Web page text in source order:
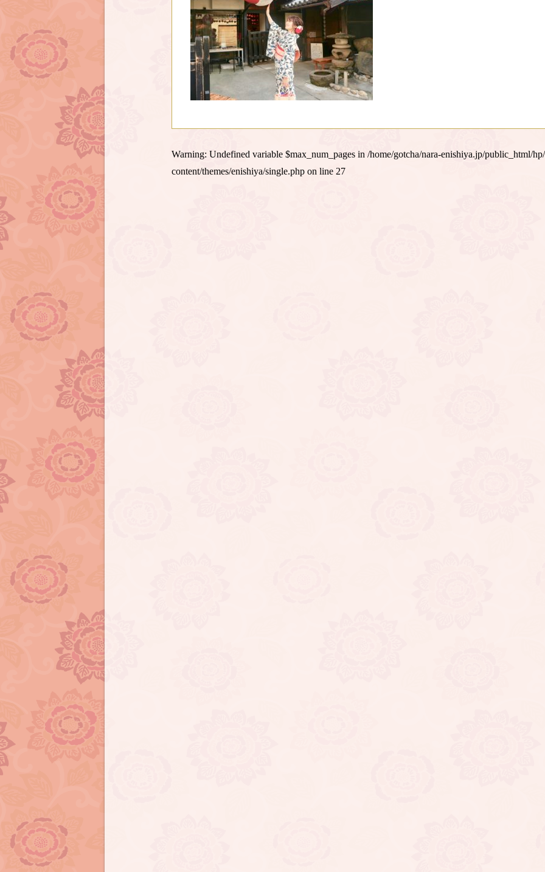
Warning: Undefined variable $max_num_pages in /home/gotcha/nara-enishiya.jp/public_html/
content/themes/enishiya/single.php on line 27